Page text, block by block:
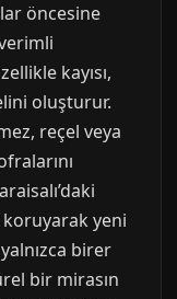
öncesine
kayısı,
oluşturur.
reçel veya
koruyarak yeni
birer
bir mirasın